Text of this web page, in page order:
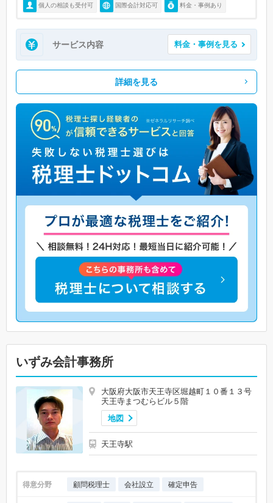
個人の相談も受付可 国際会計対応可 料金・事例あり
サービス内容 料金・事例を見る
詳細を見る
いずみ会計事務所
大阪府大阪市天王寺区堀越町１０番１３号
天王寺まつむらビル５階
地図
天王寺駅
得意分野 顧問税理士 会社設立 確定申告